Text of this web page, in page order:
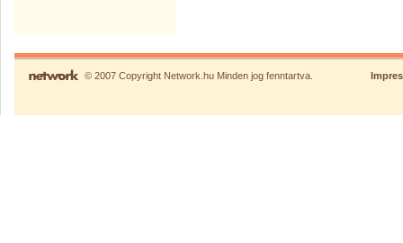
© 2007 Copyright Network.hu Minden jog fenntartva.